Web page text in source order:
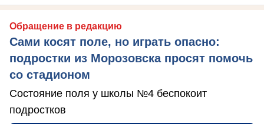
Обращение в редакцию
Сами косят поле, но играть опасно:
подростки из Морозовска просят помочь
со стадионом
Состояние поля у школы №4 беспокоит
подростков